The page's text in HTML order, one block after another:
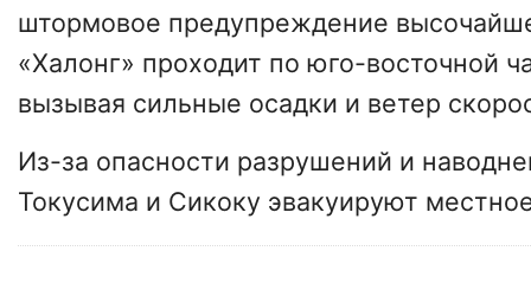
штормовое предупреждение
«Халонг» проходит по юго-восточной
вызывая сильные осадки и ветер
Из-за опасности разрушений и
Токусима и Сикоку эвакуируют